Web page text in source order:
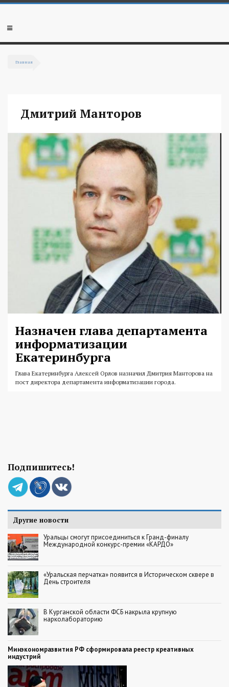
Перейти к основному содержанию
Мобильное
Главная
Дмитрий Манторов
Назначен глава департамента
информатизации
Екатеринбурга
Глава Екатеринбурга Алексей Орлов назначил Дмитрия Манторова на
пост директора департамента информатизации города.
Подпишитесь!
Другие новости
Уральцы смогут присоединиться к Гранд-финалу
Международной конкурс-премии «КАРДО»
«Уральская перчатка» появится в Историческом сквере в
День строителя
В Курганской области ФСБ накрыла крупную
нарколабораторию
Минэкономразвития РФ сформировала реестр креативных
индустрий